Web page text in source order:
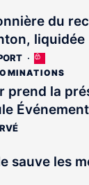
du
liquidée
Cet
article
est
réservé
aux
prend la
sauve les